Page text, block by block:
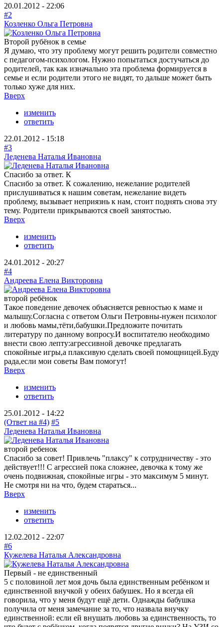
20.01.2012 - 22:06
#2
Козленко Ольга Петровна
Второй рубёнок в семье
Я думаю, что эту проблему могут решить родители совместно
с педагогом-психологом. Нужно попытаться достучаться до
родителей, так как изначально эта проблема формируется в
семье и если родители этого не видят, то дальше может быть
только хуже для них.
Вверх
изменить
ответить
22.01.2012 - 15:18
#3
Леденева Наталья Ивановна
Спасибо за ответ. К
Спасибо за ответ. К сожалению, нежелание родителей
прислушиваться к нашим советам, нежелание видеть
проблему, вызывает неприязнь к нам, стоит поднять снова эту
тему. Родители прикрываются своей занятостью.
Вверх
изменить
ответить
24.01.2012 - 20:27
#4
Андреева Елена Викторовна
второй ребёнок
Такое поведение девочек объясняется ревностью к маме и
малышу.Согласна с ответом Ольги Петровны-нужен психолог
и любовь мамы,тёти,бабушки.Предложите почитать
литературу по данному вопросу.И воспитателю необходимо
внести свою лепту:агрессивной девочке предлагать
спокойные игры,а плаксивую сделать своей помощницей.Буду
рада,если мои советы Вам помогут!
Вверх
изменить
ответить
25.01.2012 - 14:22
(Ответ на #4) #5
Леденева Наталья Ивановна
второй ребенок
Спасибо за совет! Привлечь "плаксу" к сотрудничеству - это
действует!!! С агрессией пока сложнее, девочка к тому же
очень подвижная, спокойные игры - это максимум 5 минут.
Не смотря ни на что, будем стараться...
Вверх
изменить
ответить
12.02.2012 - 22:07
#6
Кужелева Наталья Александровна
Первый - не единственный
5 с половиной лет моя дочь была единственным ребёнком и
единственной внучкой у обеих бабушек. Но я всегда ей
говорила, что у меня будут ещё дети. Однажды бабушка
получила от меня замечание за то, что назвала внучку
единственной: если ей внушать любовь за единственность, то